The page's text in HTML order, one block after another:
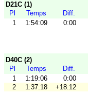
D21C (1)
Pl
Temps Diff.
1
1:54:09 0:00
D40C (2)
Pl
Temps Diff.
1
1:19:06 0:00
2
1:37:18 +18:12